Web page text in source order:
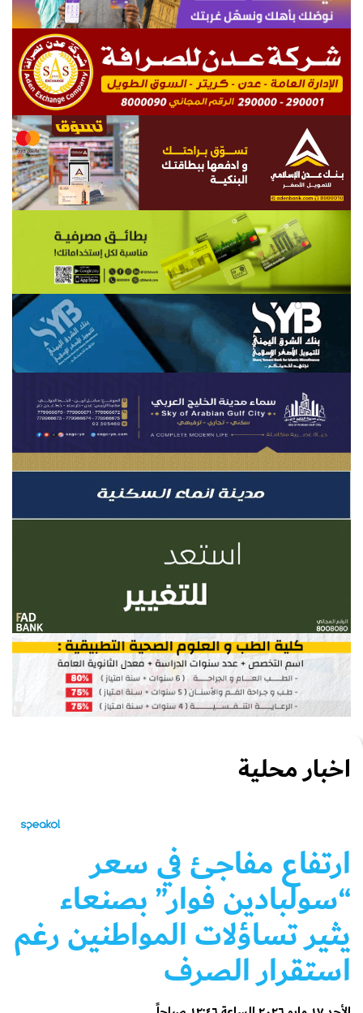
اخبار محلية
ارتفاع مفاجئ في سعر
“سولبادين فوار” بصنعاء
يثير تساؤلات المواطنين رغم
استقرار الصرف